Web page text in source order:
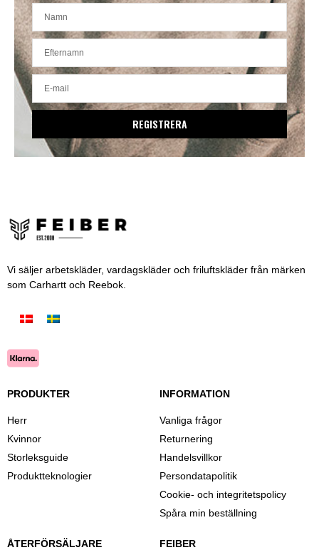
REGISTRERA
Vi säljer arbetskläder, vardagskläder och friluftskläder från märken
som Carhartt och Reebok.
PRODUKTER
Herr
Kvinnor
Storleksguide
Produktteknologier
INFORMATION
Vanliga frågor
Returnering
Handelsvillkor
Persondatapolitik
Cookie- och integritetspolicy
Spåra min beställning
ÅTERFÖRSÄLJARE FEIBER